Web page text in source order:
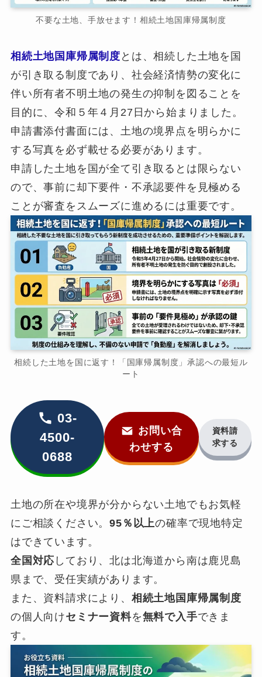
不要な土地、手放せます！相続土地国庫帰属制度
相続土地国庫帰属制度 とは、相続した土地を国
が引き取る制度であり、社会経済情勢の変化に
伴い所有者不明土地の発生の抑制を図ることを
目的に、令和５年４月27日から始まりました。
申請書添付書面には、土地の境界点を明らかに
する写真を必ず載せる必要があります。
申請した土地を国が全て引き取るとは限らない
ので、事前に却下要件・不承認要件を見極める
ことが審査をスムーズに進めるには重要です。
相続した土地を国に返す！「国庫帰属制度」承認への最短ル
ート
03-
4500-
0688
お問い合
わせする
資料請
求する
土地の所在や境界が分からない土地でもお気軽
にご相談ください。95％以上の確率で現地特定
はできています。
全国対応 しており、北は北海道から南は鹿児島
県まで、受任実績があります。
また、資料請求により、 相続土地国庫帰属制度
の個人向けセミナー資料を無料で入手できま
す。